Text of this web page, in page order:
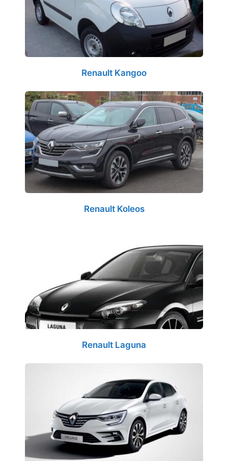
Renault Kangoo
Renault Koleos
Renault Laguna